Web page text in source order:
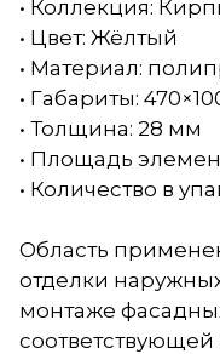
• Коллекция:
• Цвет: Жёлтый
• Материал:
• Габариты:
• Толщина: 28 мм
• Площадь
• Количество в
Область
отделки
монтаже
соответствующей